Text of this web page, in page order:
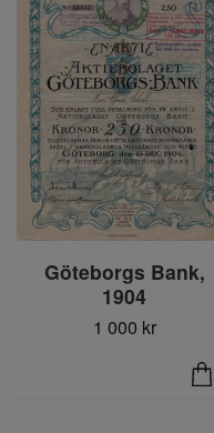
Göteborgs Bank,
1904
1 000 kr